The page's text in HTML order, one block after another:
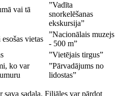
vai tā
”Vadīta
snorkelēšanas
ekskursija”
vietas
”Nacionālais muzejs
- 500 m”
”Vietējais tirgus”
ko var
”Pārvadājums no
lidostas”
sadaļa. Filiāles var pārdot